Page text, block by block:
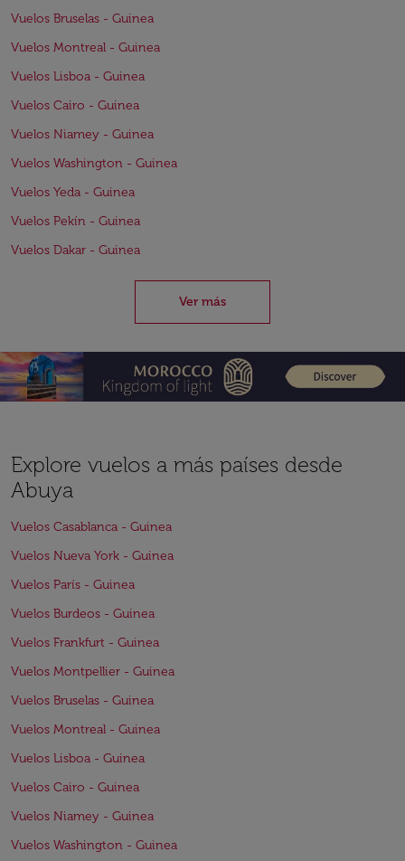
Vuelos Bruselas - Guinea
Vuelos Montreal - Guinea
Vuelos Lisboa - Guinea
Vuelos Cairo - Guinea
Vuelos Niamey - Guinea
Vuelos Washington - Guinea
Vuelos Yeda - Guinea
Vuelos Pekín - Guinea
Vuelos Dakar - Guinea
Ver más
Explore vuelos a más países desde
Abuya
Vuelos Casablanca - Guinea
Vuelos Nueva York - Guinea
Vuelos París - Guinea
Vuelos Burdeos - Guinea
Vuelos Frankfurt - Guinea
Vuelos Montpellier - Guinea
Vuelos Bruselas - Guinea
Vuelos Montreal - Guinea
Vuelos Lisboa - Guinea
Vuelos Cairo - Guinea
Vuelos Niamey - Guinea
Vuelos Washington - Guinea